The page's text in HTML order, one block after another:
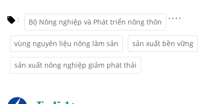
: Bộ Nông nghiệp và Phát triển nông thôn
,
vùng nguyên liệu nông lâm sản
,
sản xuất bền vững
,
sản xuất nông nghiệp giảm phát thải
,